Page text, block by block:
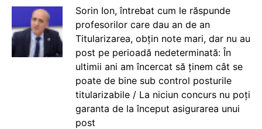
Sorin Ion, întrebat cum le răspunde
profesorilor care dau an de an
Titularizarea, obțin note mari, dar nu au
post pe perioadă nedeterminată: În
ultimii ani am încercat să ținem cât se
poate de bine sub control posturile
titularizabile / La niciun concurs nu poți
garanta de la început asigurarea unui
post